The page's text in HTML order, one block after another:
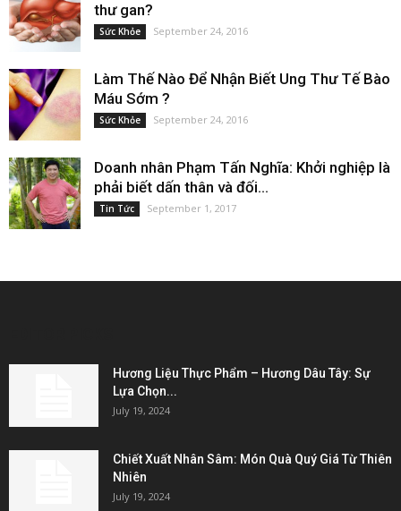
thư gan?
Sức Khỏe September 24, 2016
Làm Thế Nào Để Nhận Biết Ung Thư Tế Bào
Máu Sớm ?
Sức Khỏe September 24, 2016
Doanh nhân Phạm Tấn Nghĩa: Khởi nghiệp là
phải biết dấn thân và đối...
Tin Tức September 1, 2017
Hương Liệu Thực Phẩm – Hương Dâu Tây: Sự
Lựa Chọn...
July 19, 2024
Chiết Xuất Nhân Sâm: Món Quà Quý Giá Từ Thiên
Nhiên
July 19, 2024